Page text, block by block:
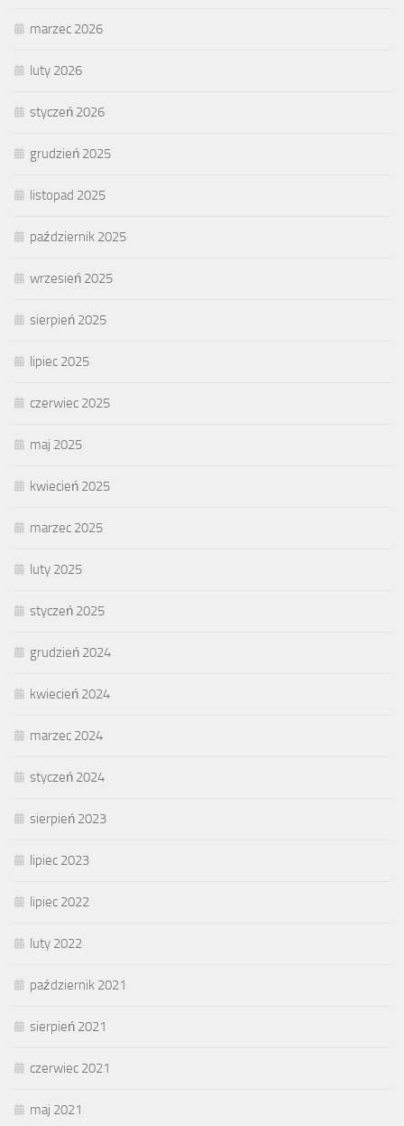
marzec 2026
luty 2026
styczeń 2026
grudzień 2025
listopad 2025
październik 2025
wrzesień 2025
sierpień 2025
lipiec 2025
czerwiec 2025
maj 2025
kwiecień 2025
marzec 2025
luty 2025
styczeń 2025
grudzień 2024
kwiecień 2024
marzec 2024
styczeń 2024
sierpień 2023
lipiec 2023
lipiec 2022
luty 2022
październik 2021
sierpień 2021
czerwiec 2021
maj 2021